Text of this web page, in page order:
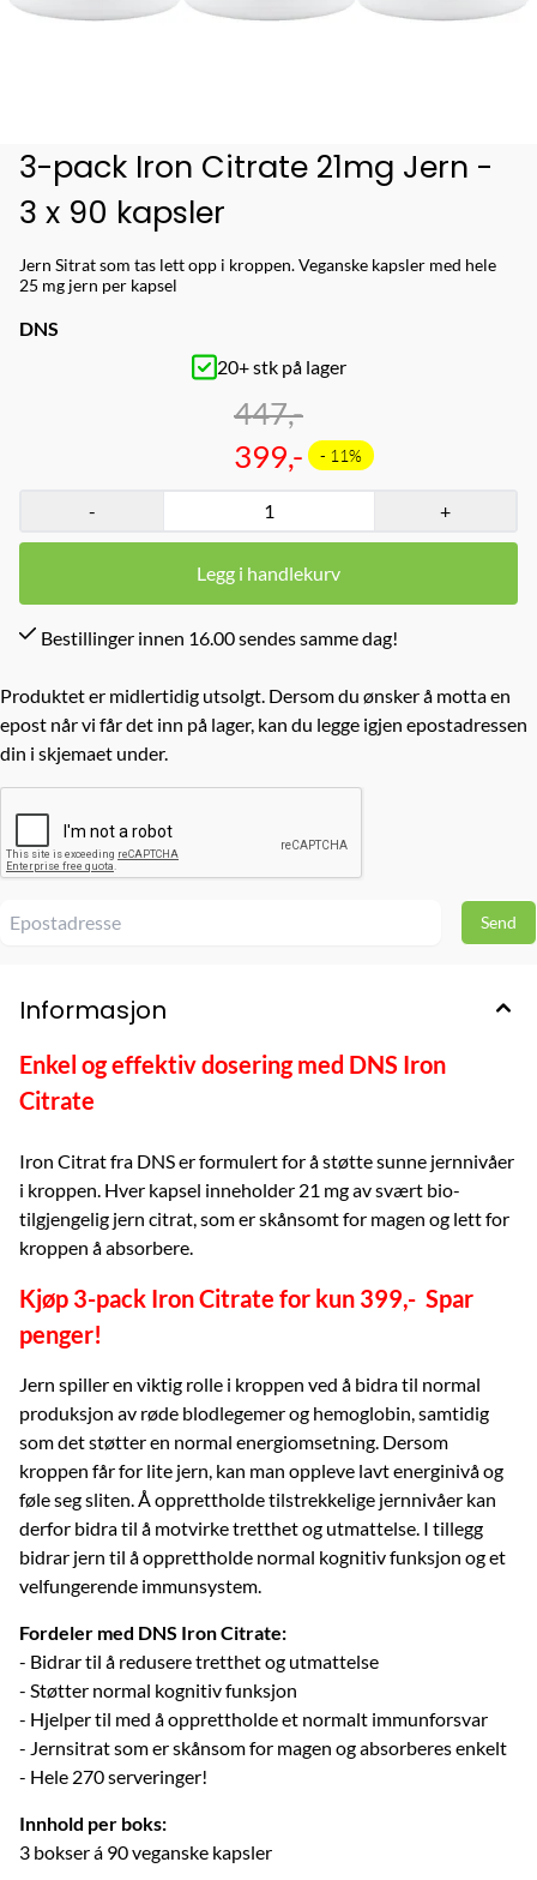
3-pack Iron Citrate 21mg Jern -
3 x 90 kapsler
Jern Sitrat som tas lett opp i kroppen. Veganske kapsler med hele
25 mg jern per kapsel
DNS
20+ stk på lager
399,-
447,-
- 11%
- +
Legg i handlekurv
Bestillinger innen 16.00 sendes samme dag!
Produktet er midlertidig utsolgt. Dersom du ønsker å motta en
epost når vi får det inn på lager, kan du legge igjen epostadressen
din i skjemaet under.
Informasjon
Enkel og effektiv dosering med DNS Iron
Citrate
Iron Citrat fra DNS er formulert for å støtte sunne jernnivåer
i kroppen. Hver kapsel inneholder 21 mg av svært bio-
tilgjengelig jern citrat, som er skånsomt for magen og lett for
kroppen å absorbere.
Kjøp 3-pack Iron Citrate for kun 399,- Spar
penger!
Jern spiller en viktig rolle i kroppen ved å bidra til normal
produksjon av røde blodlegemer og hemoglobin, samtidig
som det støtter en normal energiomsetning. Dersom
kroppen får for lite jern, kan man oppleve lavt energinivå og
føle seg sliten. Å opprettholde tilstrekkelige jernnivåer kan
derfor bidra til å motvirke tretthet og utmattelse. I tillegg
bidrar jern til å opprettholde normal kognitiv funksjon og et
velfungerende immunsystem.
Fordeler med DNS Iron Citrate:
- Bidrar til å redusere tretthet og utmattelse
- Støtter normal kognitiv funksjon
- Hjelper til med å opprettholde et normalt immunforsvar
- Jernsitrat som er skånsom for magen og absorberes enkelt
- Hele 270 serveringer!
Innhold per boks:
3 bokser á 90 veganske kapsler